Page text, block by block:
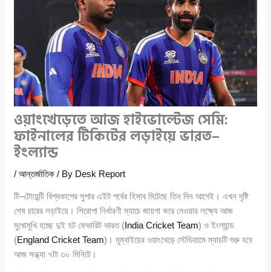
ওয়াংখেড়েতে আজ হাইভোল্টেজ সেমি:
ফাইনালের টিকিটের লড়াইয়ে ভারত–
ইংল্যান্ড
/আন্তর্জাতিক / By Desk Report
টি–টোয়েন্টি বিশ্বকাপের সুপার এইট পর্বের হিসাব মিটেছে তিন দিন আগেই। এখন দৃষ্টি
শেষ চারের লড়াইয়ে। শিরোপা নির্ধারণী ম্যাচে জায়গা করে নেওয়ার লক্ষ্যে আজ
মুখোমুখি হচ্ছে দুই হট ফেভারিট ভারত (India Cricket Team) ও ইংল্যান্ড
(England Cricket Team)। মুম্বাইয়ের ওয়াংখেড়ে স্টেডিয়ামে ম্যাচটি শুরু হবে
আজ সন্ধ্যা ৭টা ৩০ মিনিটে।